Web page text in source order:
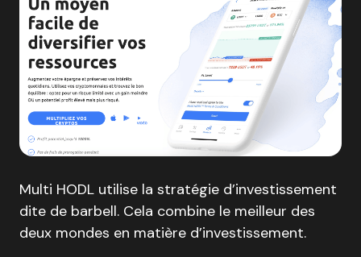
Multi HODL utilise la stratégie d’investissement
dite de barbell. Cela combine le meilleur des
deux mondes en matière d’investissement.